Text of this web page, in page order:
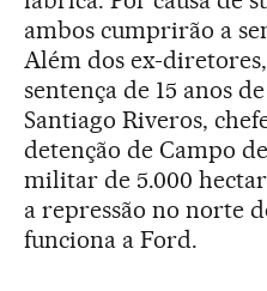
ambos cumprirão a
Além dos ex-
sentença de 15 anos
Santiago Riveros,
detenção de Campo
militar de 5.000
a repressão no norte
funciona a Ford.